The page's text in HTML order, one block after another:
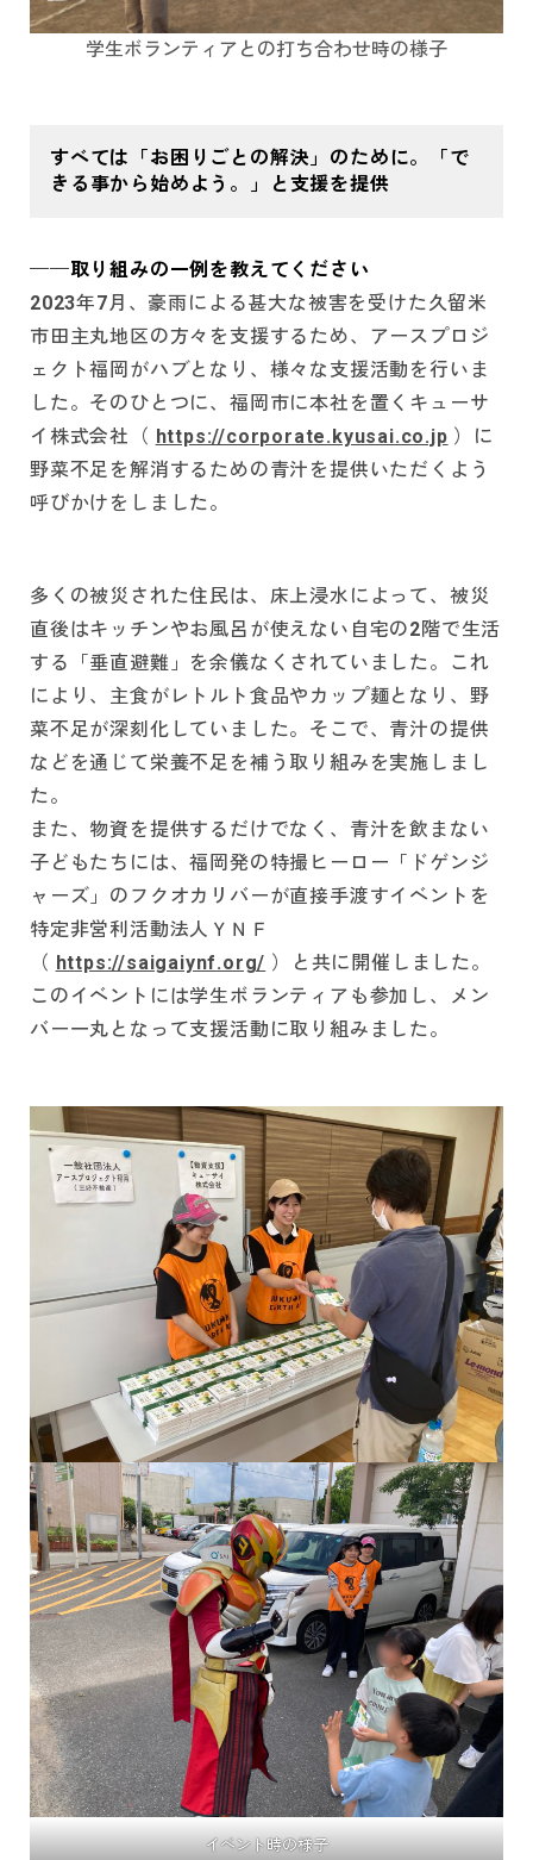
学生ボランティアとの打ち合わせ時の様子
すべては「お困りごとの解決」のために。「で
きる事から始めよう。」と支援を提供
──取り組みの一例を教えてください
2023年7月、豪雨による甚大な被害を受けた久留米
市田主丸地区の方々を支援するため、アースプロジ
ェクト福岡がハブとなり、様々な支援活動を行いま
した。そのひとつに、福岡市に本社を置くキューサ
イ株式会社（ https://corporate.kyusai.co.jp ）に
野菜不足を解消するための青汁を提供いただくよう
呼びかけをしました。
多くの被災された住民は、床上浸水によって、被災
直後はキッチンやお風呂が使えない自宅の2階で生活
する「垂直避難」を余儀なくされていました。これ
により、主食がレトルト食品やカップ麺となり、野
菜不足が深刻化していました。そこで、青汁の提供
などを通じて栄養不足を補う取り組みを実施しまし
た。
また、物資を提供するだけでなく、青汁を飲まない
子どもたちには、福岡発の特撮ヒーロー「ドゲンジ
ャーズ」のフクオカリバーが直接手渡すイベントを
特定非営利活動法人ＹＮＦ
（ https://saigaiynf.org/ ）と共に開催しました。
このイベントには学生ボランティアも参加し、メン
バー一丸となって支援活動に取り組みました。
イベント時の様子